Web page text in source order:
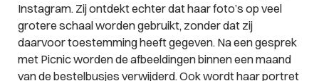
Instagram. Zij ontdekt echter dat haar foto’s op veel
grotere schaal worden gebruikt, zonder dat zij
daarvoor toestemming heeft gegeven. Na een gesprek
met Picnic worden de afbeeldingen binnen een maand
van de bestelbusjes verwijderd. Ook wordt haar portret